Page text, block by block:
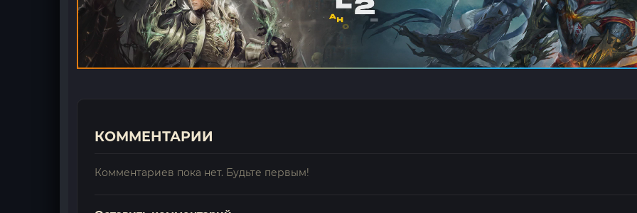
КОММЕНТАРИИ
Комментариев пока нет. Будьте первым!